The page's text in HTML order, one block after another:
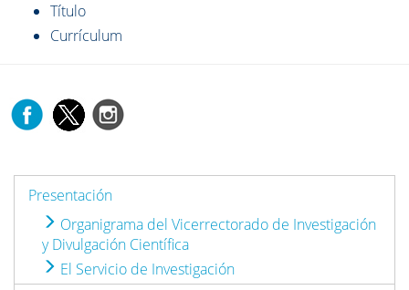
Título
Currículum
Presentación
Organigrama del Vicerrectorado de Investigación
y Divulgación Científica
El Servicio de Investigación